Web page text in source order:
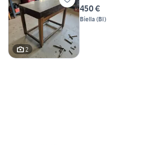
2
450 €
Biella (BI)